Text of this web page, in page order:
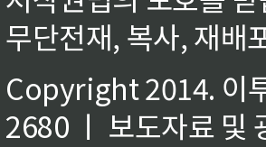
무단전재, 복사, 재배
Copyright 2014. 이
2680 ㅣ 보도자료